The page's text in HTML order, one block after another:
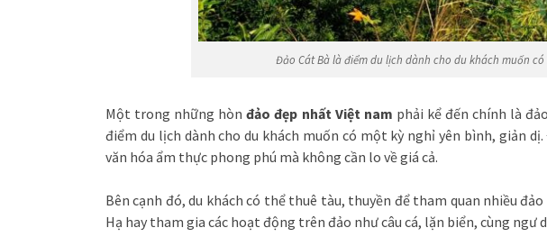
Đảo Cát Bà là điểm du lịch dành cho du khách muốn
Một trong những hònđảo đẹp nhất Việt nam phải kể đến chính là
điểm du lịch dành cho du khách muốn có một kỳ nghỉ yên bình, giản
văn hóa ẩm thực phong phú mà không cần lo về giá cả.
Bên cạnh đó, du khách có thể thuê tàu, thuyền để tham quan nhiều
Hạ hay tham gia các hoạt động trên đảo như câu cá, lặn biển, cùng